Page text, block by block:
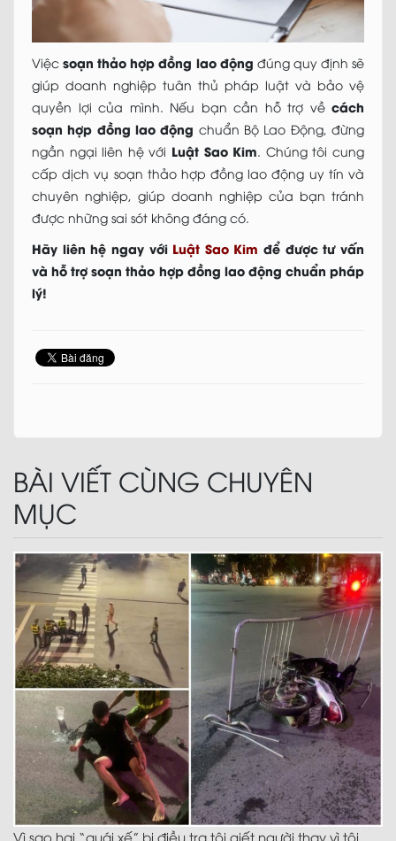
Việcsoạn thảo hợp đồng lao động đúng quy định sẽ
giúp doanh nghiệp tuân thủ pháp luật và bảo vệ
quyền lợi của mình. Nếu bạn cần hỗ trợ về cách
soạn hợp đồng lao động chuẩn Bộ Lao Động, đừng
ngần ngại liên hệ với Luật Sao Kim. Chúng tôi cung
cấp dịch vụ soạn thảo hợp đồng lao động uy tín và
chuyên nghiệp, giúp doanh nghiệp của bạn tránh
được những sai sót không đáng có.
Hãy liên hệ ngay với Luật Sao Kim để được tư vấn
và hỗ trợ soạn thảo hợp đồng lao động chuẩn pháp
lý!
BÀI VIẾT CÙNG CHUYÊN
MỤC
Vì sao hai “quái xế” bị điều tra tội giết người thay vì tội